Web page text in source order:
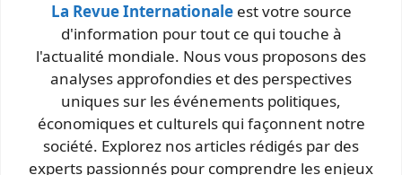
La Revue Internationaleest votre source
d'information pour tout ce qui touche à
l'actualité mondiale. Nous vous proposons des
analyses approfondies et des perspectives
uniques sur les événements politiques,
économiques et culturels qui façonnent notre
société. Explorez nos articles rédigés par des
experts passionnés pour comprendre les enjeux